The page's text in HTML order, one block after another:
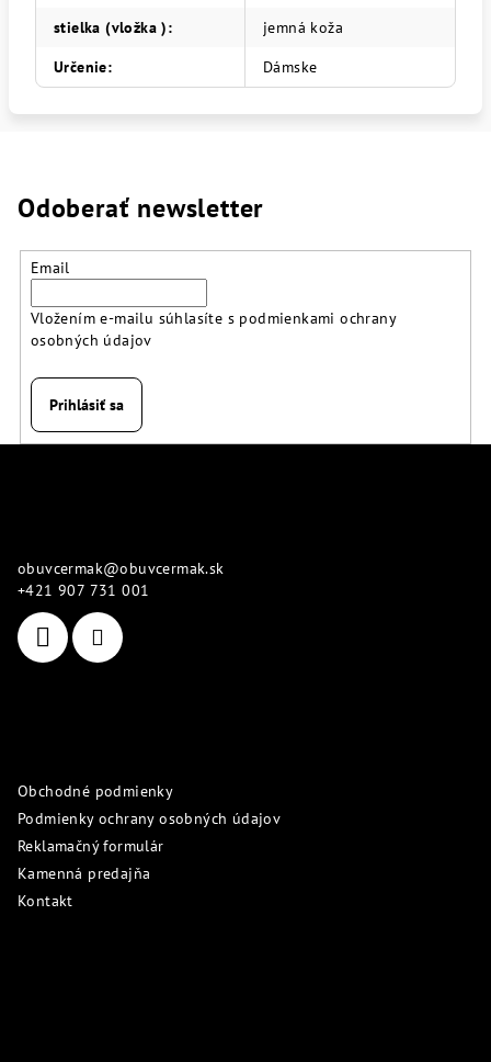
stielka (vložka ):
jemná koža
Určenie: Dámske
Odoberať newsletter
Email
Vložením e-mailu súhlasíte s podmienkami ochrany
osobných údajov
Prihlásiť sa
obuvcermak@obuvcermak.sk
+421 907 731 001
Obchodné podmienky
Podmienky ochrany osobných údajov
Reklamačný formulár
Kamenná predajňa
Kontakt